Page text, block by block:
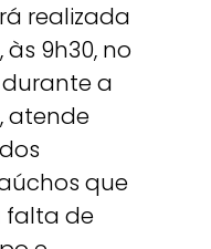
realizada
9h30, no
a
atende
que
falta de